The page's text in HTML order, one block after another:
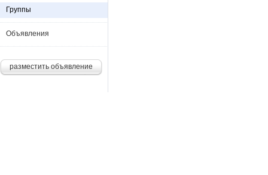
Группы
Объявления
разместить объявление